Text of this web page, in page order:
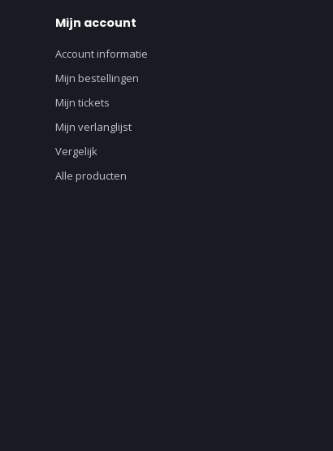
Mijn account
Account informatie
Mijn bestellingen
Mijn tickets
Mijn verlanglijst
Vergelijk
Alle producten